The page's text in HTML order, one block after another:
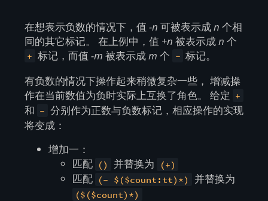
在想表示负数的情况下，值 -n 可被表示成n 个相
同的其它标记。 在上例中，值 +n 被表示成n 个
+ 标记，而值 -m 被表示成m 个 - 标记。
有负数的情况下操作起来稍微复杂一些， 增减操
作在当前数值为负时实际上互换了角色。 给定 +
和 - 分别作为正数与负数标记，相应操作的实现
将变成：
增加一：
匹配 () 并替换为 (+)
匹配 (- $($count:tt)*) 并替换为
($($count)*)